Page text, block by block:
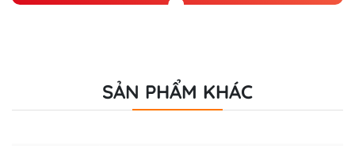
SẢN PHẨM KHÁC